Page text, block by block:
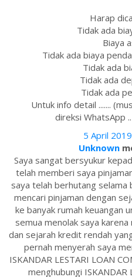
Harap
Tidak ada
Biaya
Tidak ada biaya
Tidak ada
Tidak ada
Tidak ada
Untuk info detail .......
direksi WhatsApp
5 April
Unknown
Saya sangat bersyukur
telah memberi saya
saya telah berhutang selama
mencari pinjaman dengan
ke banyak rumah keuangan
semua menolak saya
dan sejarah kredit rendah
pernah menyerah saya
ISKANDAR LESTARI LOAN
menghubungi ISKANDAR